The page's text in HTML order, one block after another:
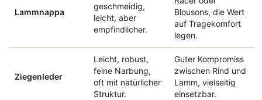
Lammnappa
geschmeidig,
leicht, aber
empfindlicher.
Blousons, die Wert
auf Tragekomfort
legen.
Ziegenleder
Leicht, robust,
feine Narbung,
oft mit natürlicher
Struktur.
Guter Kompromiss
zwischen Rind und
Lamm, vielseitig
einsetzbar.